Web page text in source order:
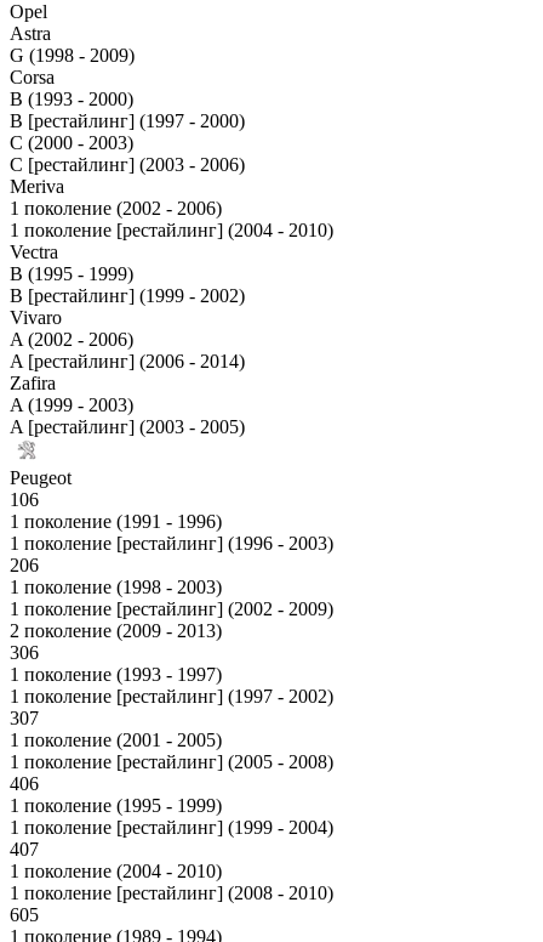
Opel
Astra
G (1998 - 2009)
Corsa
B (1993 - 2000)
B [рестайлинг] (1997 - 2000)
C (2000 - 2003)
C [рестайлинг] (2003 - 2006)
Meriva
1 поколение (2002 - 2006)
1 поколение [рестайлинг] (2004 - 2010)
Vectra
B (1995 - 1999)
B [рестайлинг] (1999 - 2002)
Vivaro
A (2002 - 2006)
A [рестайлинг] (2006 - 2014)
Zafira
A (1999 - 2003)
A [рестайлинг] (2003 - 2005)
Peugeot
106
1 поколение (1991 - 1996)
1 поколение [рестайлинг] (1996 - 2003)
206
1 поколение (1998 - 2003)
1 поколение [рестайлинг] (2002 - 2009)
2 поколение (2009 - 2013)
306
1 поколение (1993 - 1997)
1 поколение [рестайлинг] (1997 - 2002)
307
1 поколение (2001 - 2005)
1 поколение [рестайлинг] (2005 - 2008)
406
1 поколение (1995 - 1999)
1 поколение [рестайлинг] (1999 - 2004)
407
1 поколение (2004 - 2010)
1 поколение [рестайлинг] (2008 - 2010)
605
1 поколение (1989 - 1994)